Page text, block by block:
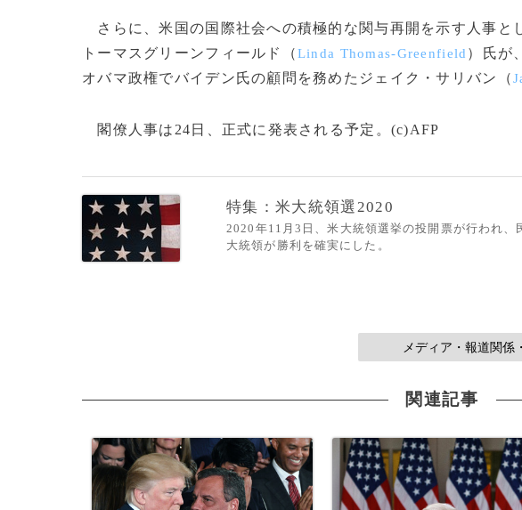
さらに、米国の国際社会への積極的な関与再開を示す人事と
トーマスグリーンフィールド（Linda Thomas-Greenfield ）氏が
オバマ政権でバイデン氏の顧問を務めたジェイク・サリバン（
閣僚人事は24日、正式に発表される予定。(c)AFP
特集：米大統領選2020
2020年11月3日、米大統領選挙の投開票が行われ、
大統領が勝利を確実にした。
メディア・報道関
関連記事